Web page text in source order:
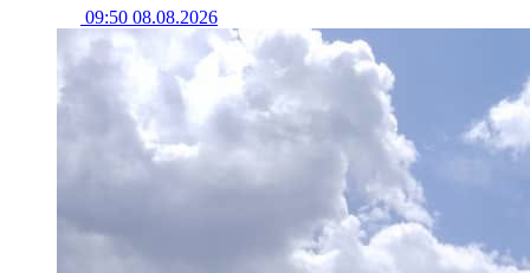
09:50 08.08.2026